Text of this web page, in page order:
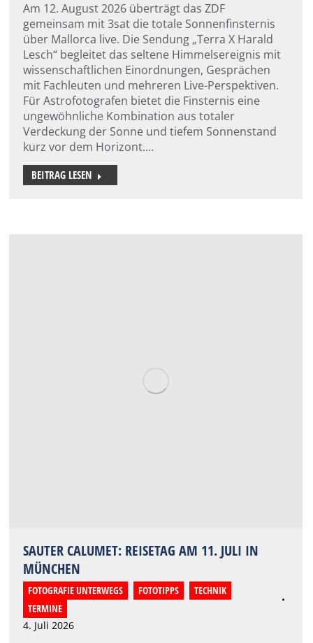
Am 12. August 2026 überträgt das ZDF
gemeinsam mit 3sat die totale Sonnenfinsternis
über Mallorca live. Die Sendung „Terra X Harald
Lesch“ begleitet das seltene Himmelsereignis mit
wissenschaftlichen Einordnungen, Gesprächen
mit Fachleuten und mehreren Live-Perspektiven.
Für Astrofotografen bietet die Finsternis eine
ungewöhnliche Kombination aus totaler
Verdeckung der Sonne und tiefem Sonnenstand
kurz vor dem Horizont.…
BEITRAG LESEN
SAUTER CALUMET: REISETAG AM 11. JULI IN
MÜNCHEN
FOTOGRAFIE UNTERWEGS FOTOTIPPS TECHNIK
TERMINE
4. Juli 2026